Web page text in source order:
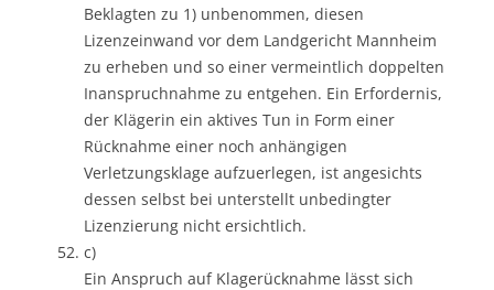
Beklagten zu 1) unbenommen, diesen
Lizenzeinwand vor dem Landgericht Mannheim
zu erheben und so einer vermeintlich doppelten
Inanspruchnahme zu entgehen. Ein Erfordernis,
der Klägerin ein aktives Tun in Form einer
Rücknahme einer noch anhängigen
Verletzungsklage aufzuerlegen, ist angesichts
dessen selbst bei unterstellt unbedingter
Lizenzierung nicht ersichtlich.
c)
Ein Anspruch auf Klagerücknahme lässt sich